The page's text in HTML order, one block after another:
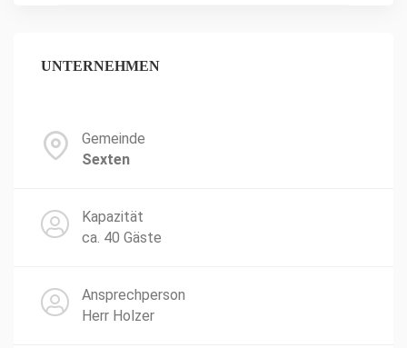
UNTERNEHMEN
Gemeinde
Sexten
Kapazität
ca. 40 Gäste
Ansprechperson
Herr Holzer